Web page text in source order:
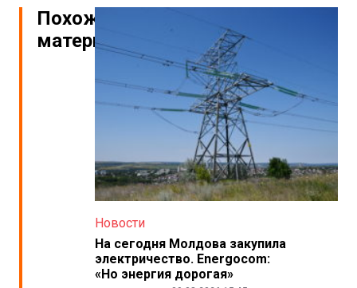
Похожие
материалы
Новости
На сегодня Молдова закупила
электричество. Energocom:
«Но энергия дорогая»